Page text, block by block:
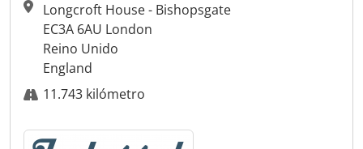
Longcroft House - Bishopsgate
EC3A 6AU London
Reino Unido
England
11.743 kilómetro